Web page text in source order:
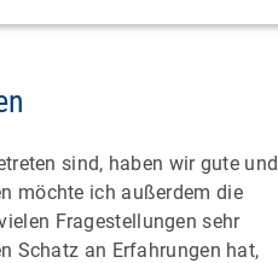
sind, haben wir gute und
möchte ich außerdem die
Fragestellungen sehr
Schatz an Erfahrungen hat,